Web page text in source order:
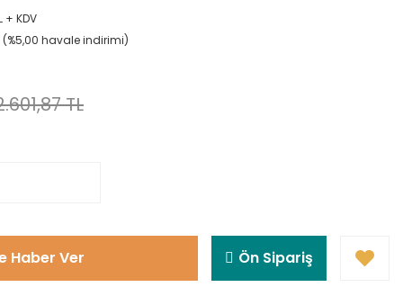
+ KDV
(%5,00 havale indirimi)
TL
Haber Ver Ön Sipariş